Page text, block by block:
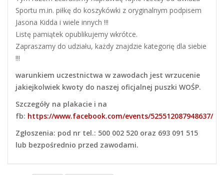
Sportu m.in. piłkę do koszykówki z oryginalnym podpisem
Jasona Kidda i wiele innych !!!
Listę pamiątek opublikujemy wkrótce.
Zapraszamy do udziału, każdy znajdzie kategorię dla siebie
!!!
warunkiem uczestnictwa w zawodach jest wrzucenie
jakiejkolwiek kwoty do naszej oficjalnej puszki WOŚP.
Szczegóły na plakacie i na
fb: https://www.facebook.com/events/525512087948637/
Zgłoszenia: pod nr tel.: 500 002 520 oraz 693 091 515
lub bezpośrednio przed zawodami.